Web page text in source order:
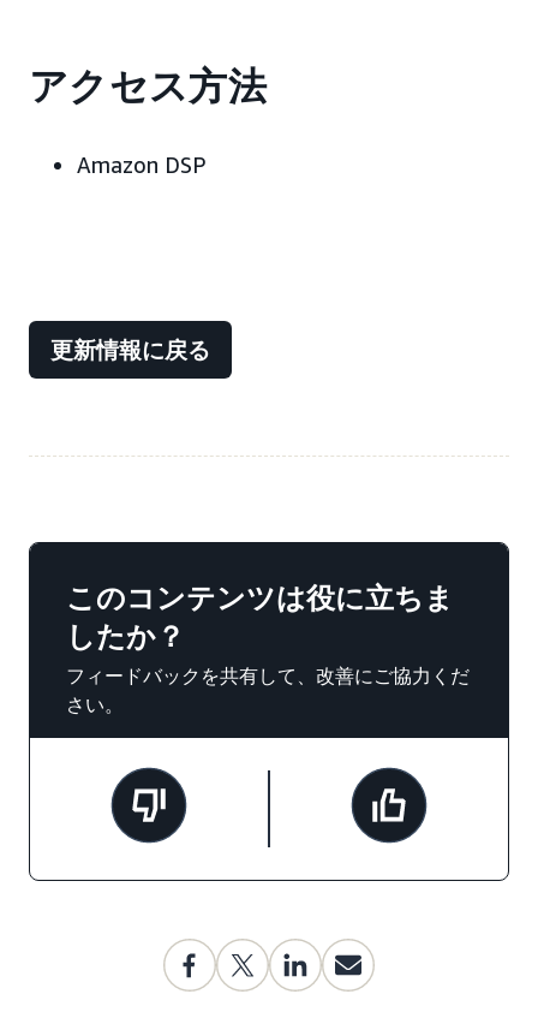
アクセス方法
Amazon DSP
更新情報に戻る
このコンテンツは役に立ちま
したか？
フィードバックを共有して、改善にご協力くだ
さい。